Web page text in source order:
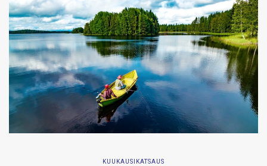
KUUKAUSIKATSAUS